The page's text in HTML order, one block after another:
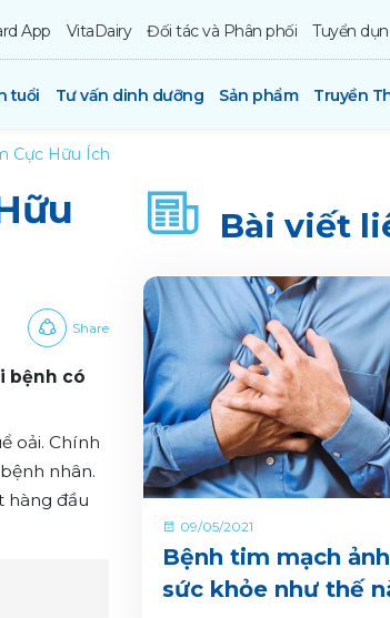
App VitaDairy Đối tác và Phân phối Tuyển
tuổi Tư vấn dinh dưỡng Sản phẩm Truyền
Cực Hữu Ích
Share
bệnh có
oải. Chính
nhân.
hàng đầu
Bài viết
09/05/2021
Bệnh tim mạch
sức khỏe như thế